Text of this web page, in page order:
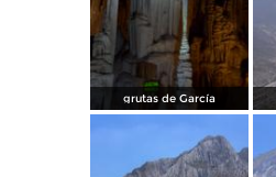
grutas de García